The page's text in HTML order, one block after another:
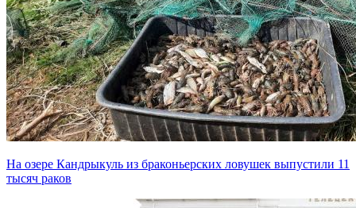
На озере Кандрыкуль из браконьерских ловушек выпустили 11
тысяч раков